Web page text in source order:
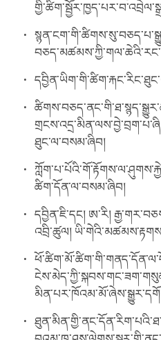
ཐུང་ལ་བསམ་ཞིབ།
ཚིག་དོན་ལ་བསམ་ཞིབ།
དབྱིན་ཇི་དང། ཨ་རི།
འབྲི་ཚུལ།